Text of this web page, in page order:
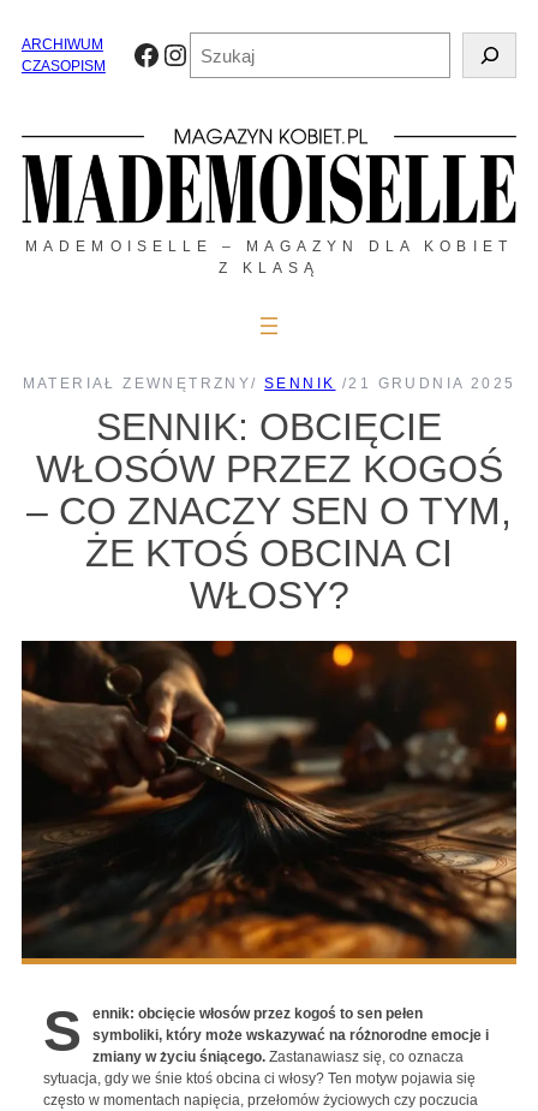
treściARCHIWUM
CZASOPISM
Facebook
Instagram
MADEMOISELLE – MAGAZYN DLA KOBIET
Z KLASĄ
MATERIAŁ ZEWNĘTRZNY/SENNIK /21 GRUDNIA 2025
SENNIK: OBCIĘCIE
WŁOSÓW PRZEZ KOGOŚ
– CO ZNACZY SEN O TYM,
ŻE KTOŚ OBCINA CI
WŁOSY?
S
ennik: obcięcie włosów przez kogoś to sen pełen
symboliki, który może wskazywać na różnorodne emocje i
zmiany w życiu śniącego. Zastanawiasz się, co oznacza
sytuacja, gdy we śnie ktoś obcina ci włosy? Ten motyw pojawia się
często w momentach napięcia, przełomów życiowych czy poczucia